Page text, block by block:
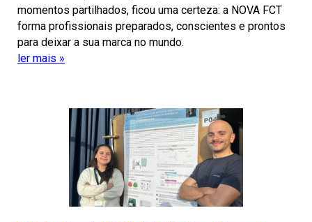
momentos partilhados, ficou uma certeza: a NOVA FCT
forma profissionais preparados, conscientes e prontos
para deixar a sua marca no mundo.
ler mais »